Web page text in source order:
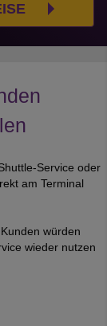
Service oder
am Terminal
würden
wieder nutzen